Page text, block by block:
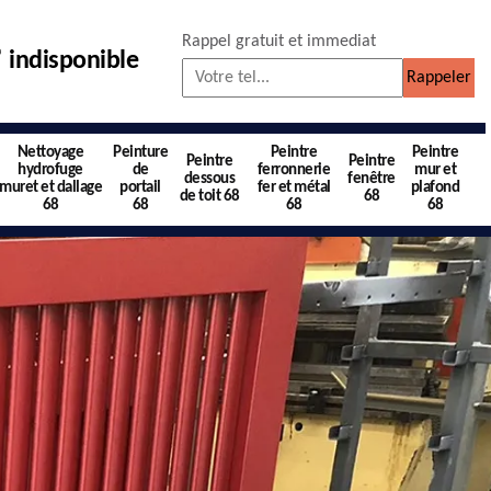
indisponible
Rappel gratuit et immediat
Nettoyage
hydrofuge
muret et dallage
68
Peinture
de
portail
68
Peintre
dessous
de toit 68
Peintre
ferronnerie
fer et métal
68
Peintre
fenêtre
68
Peintre
mur et
plafond
68